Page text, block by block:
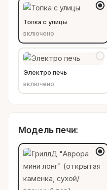
Топка с улицы
включено
Электро печь
включено
Модель печи: